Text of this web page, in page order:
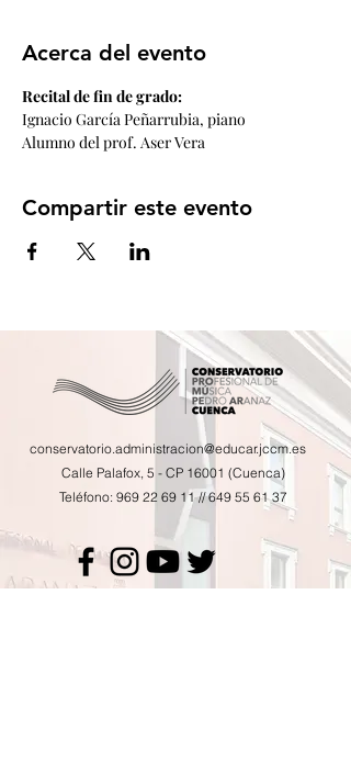
Acerca del evento
Recital de fin de grado:
Ignacio García Peñarrubia, piano
Alumno del prof. Aser Vera
Compartir este evento
conservatorio.administracion@educar.jccm.es
Calle Palafox, 5 - CP 16001 (Cuenca)
Teléfono: 969 22 69 11//649 55 61 37